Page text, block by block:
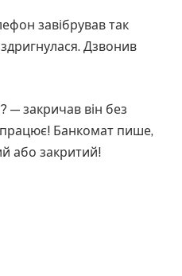
завібрував так
Дзвонив
закричав він без
Банкомат пише,
або закритий!